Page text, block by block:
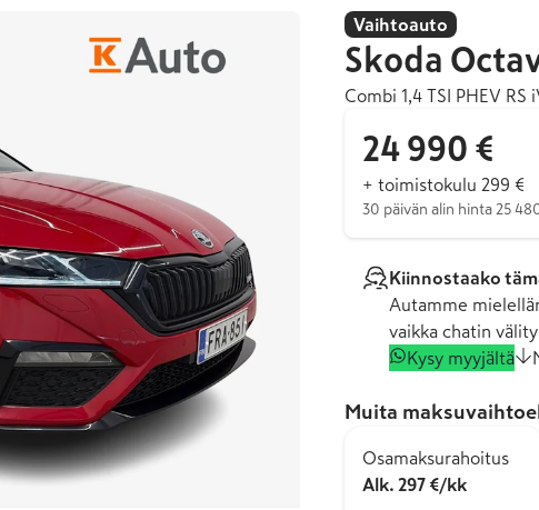
Vaihtoauto
Skoda
Combi 1,4 TSI PHEV RS
24 990 €
+ toimistokulu 299 €
30 päivän alin hinta 25
Kiinnostaako
Autamme
vaikka chatin
Kysy myyjältä
Muita
Osamaksurahoitus
Alk. 297 €/kk